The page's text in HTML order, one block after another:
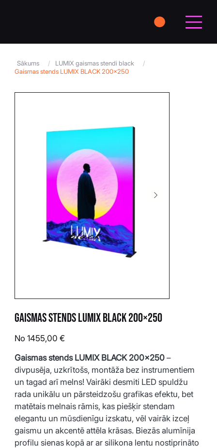
Sākums / LUMIX gaismas stendi black
/
Gaismas stends LUMIX BLACK 200×250
Gaismas stends LUMIX BLACK 200×250
No Cena
1455,00 €
Gaismas stends LUMIX BLACK 200×250 –
divpusēja, uzkrītošs, montāža bez instrumentiem
un tagad arī melns! Vairāki desmiti LED spuldžu
rada unikālu un pārsteidzošu grafikas efektu, bet
matētais melnais rāmis, kas piešķir stendam
elegantu un mūsdienīgu izskatu, vēl vairāk izceļ
gaismu un akcentē attēla krāsas. Biezās alumīnija
profilu sienas kopā ar ar silikona lentu nostiprināto